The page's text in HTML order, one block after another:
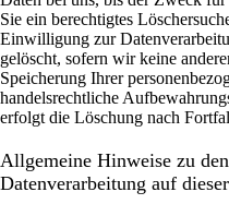
Sie ein berechtigtes
Einwilligung zur
gelöscht, sofern wir keine
Speicherung Ihrer
handelsrechtliche
erfolgt die Löschung nach
Allgemeine Hinweise zu
Datenverarbeitung auf